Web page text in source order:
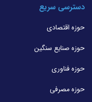
دسترسی سریع
حوزه اقتصادی
حوزه صنایع سنگین
حوزه فناوری
حوزه مصرفی